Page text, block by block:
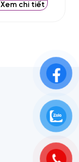
Xem chi tiết